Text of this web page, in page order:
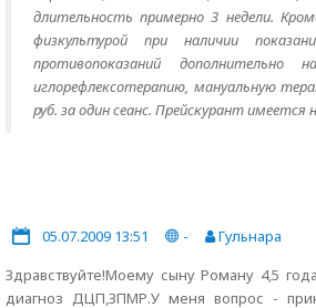
длительность примерно 3 недели.
физкультурой при наличии
противопоказаний дополнительно
иглорефлексотерапию, мануальную
руб. за один сеанс. Прейскурант имеется
05.07.2009 13:51 -
Гульнара
Здравствуйте!Моему сыну Роману 4,5
диагноз ДЦП,ЗПМР.У меня вопрос -